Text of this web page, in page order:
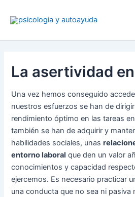
La asertividad
Una vez hemos conseguido
nuestros esfuerzos se han de
rendimiento óptimo en las tareas
también se han de adquirir y
habilidades sociales, unas
entorno laboral que den un valor
conocimientos y capacidad
ejercemos. Es necesario practicar
una conducta que no sea ni pasiva